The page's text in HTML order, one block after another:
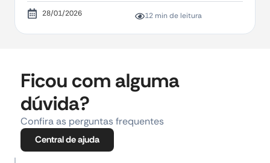
28/01/2026
12 min de leitura
Ficou com alguma
dúvida?
Confira as perguntas frequentes
Central de ajuda